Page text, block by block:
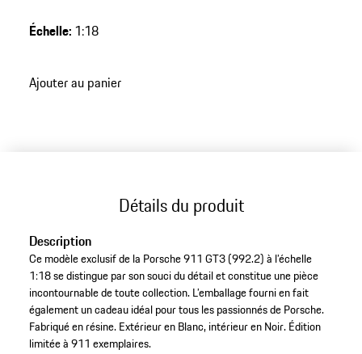
intemporel pour toute collection Porsche.
Échelle: 1:18
Ajouter au panier
Détails du produit
Description
Ce modèle exclusif de la Porsche 911 GT3 (992.2) à l’échelle
1:18 se distingue par son souci du détail et constitue une pièce
incontournable de toute collection. L’emballage fourni en fait
également un cadeau idéal pour tous les passionnés de Porsche.
Fabriqué en résine. Extérieur en Blanc, intérieur en Noir. Édition
limitée à 911 exemplaires.